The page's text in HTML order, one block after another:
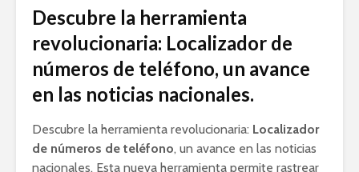
Descubre la herramienta
revolucionaria: Localizador de
números de teléfono, un avance
en las noticias nacionales.
Descubre la herramienta revolucionaria: Localizador
de números de teléfono, un avance en las noticias
nacionales. Esta nueva herramienta permite rastrear